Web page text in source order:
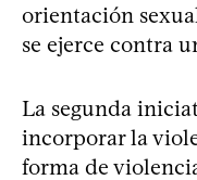
orientación
se ejerce contra
La segunda
incorporar la
forma de